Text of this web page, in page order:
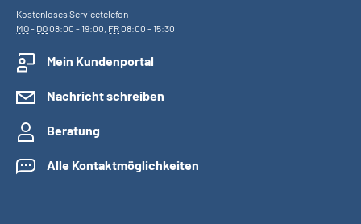
Kostenloses Servicetelefon
MO- DO08:00 - 19:00, FR08:00 - 15:30
Mein Kundenportal
Nachricht schreiben
Beratung
Alle Kontaktmöglichkeiten